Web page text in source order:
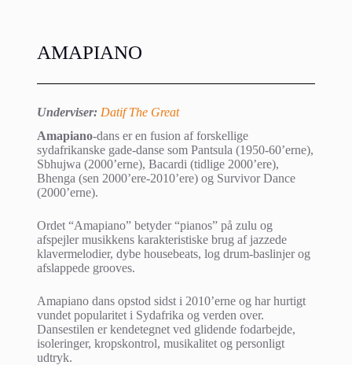
AMAPIANO
Underviser: Datif The Great
Amapiano-dans er en fusion af forskellige
sydafrikanske gade-danse som Pantsula (1950-60’erne),
Sbhujwa (2000’erne), Bacardi (tidlige 2000’ere),
Bhenga (sen 2000’ere-2010’ere) og Survivor Dance
(2000’erne).
Ordet “Amapiano” betyder “pianos” på zulu og
afspejler musikkens karakteristiske brug af jazzede
klavermelodier, dybe housebeats, log drum-baslinjer og
afslappede grooves.
Amapiano dans opstod sidst i 2010’erne og har hurtigt
vundet popularitet i Sydafrika og verden over.
Dansestilen er kendetegnet ved glidende fodarbejde,
isoleringer, kropskontrol, musikalitet og personligt
udtryk.